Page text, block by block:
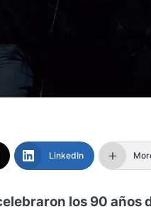
LinkedIn
los 90 años